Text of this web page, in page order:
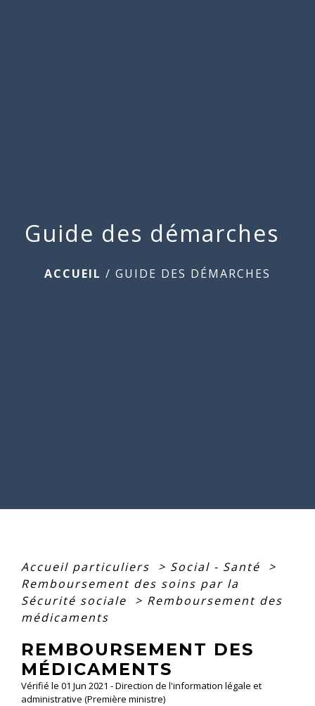
Guide des démarches
ACCUEIL / GUIDE DES DÉMARCHES
Accueil particuliers > Social - Santé
>
Remboursement des soins par la
Sécurité sociale
> Remboursement des
médicaments
REMBOURSEMENT DES
MÉDICAMENTS
Vérifié le 01 Jun 2021 - Direction de l'information légale et
administrative (Première ministre)